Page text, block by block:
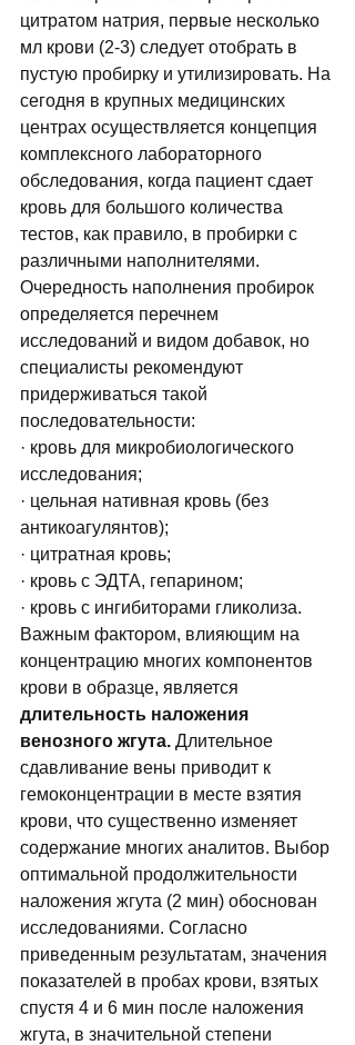
цитратом натрия, первые несколько
мл крови (2-3) следует отобрать в
пустую пробирку и утилизировать. На
сегодня в крупных медицинских
центрах осуществляется концепция
комплексного лабораторного
обследования, когда пациент сдает
кровь для большого количества
тестов, как правило, в пробирки с
различными наполнителями.
Очередность наполнения пробирок
определяется перечнем
исследований и видом добавок, но
специалисты рекомендуют
придерживаться такой
последовательности:
· кровь для микробиологического
исследования;
· цельная нативная кровь (без
антикоагулянтов);
· цитратная кровь;
· кровь с ЭДТА, гепарином;
· кровь с ингибиторами гликолиза.
Важным фактором, влияющим на
концентрацию многих компонентов
крови в образце, является
длительность наложения
венозного жгута. Длительное
сдавливание вены приводит к
гемоконцентрации в месте взятия
крови, что существенно изменяет
содержание многих аналитов. Выбор
оптимальной продолжительности
наложения жгута (2 мин) обоснован
исследованиями. Согласно
приведенным результатам, значения
показателей в пробах крови, взятых
спустя 4 и 6 мин после наложения
жгута, в значительной степени